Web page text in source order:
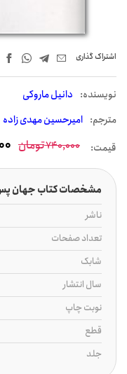
اشتراک‌ گذاری
نويسنده: دانیل ماروکی
مترجم: امیرحسین مهدی زاده
قیمت: 740,000تومان
مشخصات کتاب جهان
ناشر
تعداد صفحات
شابک
سال انتشار
نوبت چاپ
قطع
جلد